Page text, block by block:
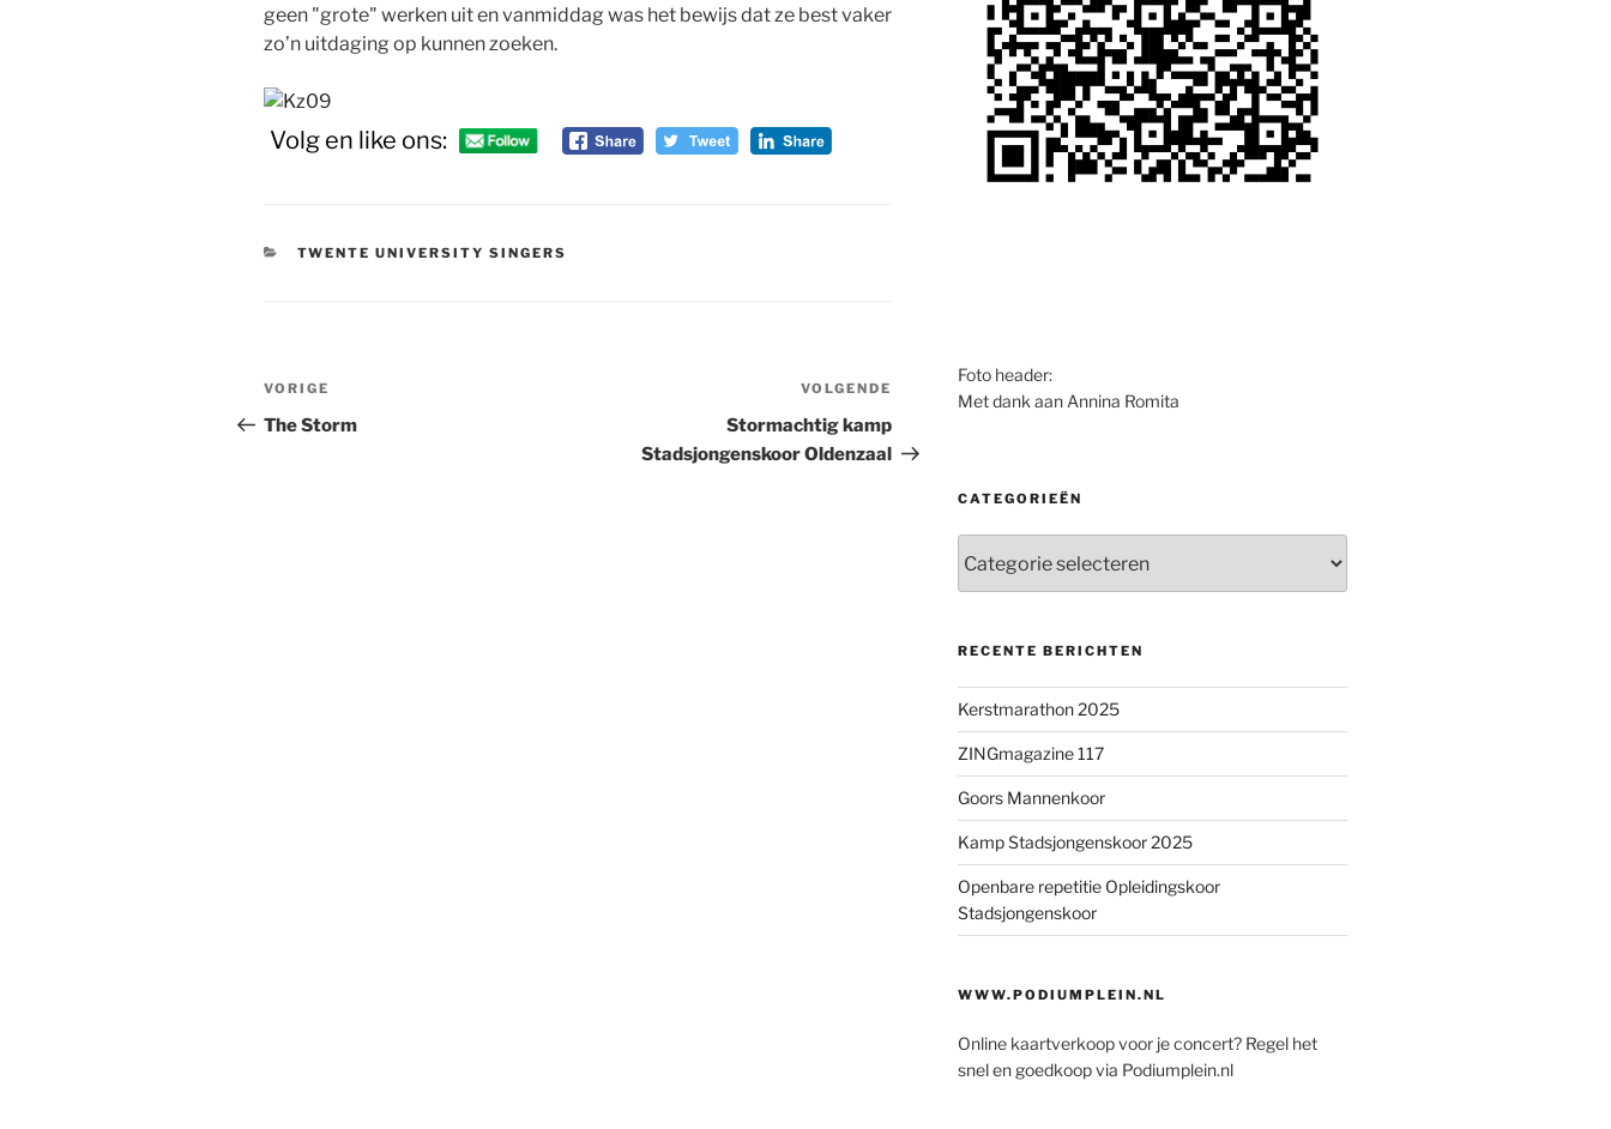
geen "grote" werken uit en vanmiddag was het bewijs dat ze best vaker
zo’n uitdaging op kunnen zoeken.
Volg en like ons:
CATEGORIEËN
TWENTE UNIVERSITY SINGERS
Bericht
navigatie
Vorig
bericht
VORIGE
The Storm
Volgend
bericht
VOLGENDE
Stormachtig kamp
Stadsjongenskoor Oldenzaal
Foto header:
Met dank aan Annina Romita
CATEGORIEËN
RECENTE BERICHTEN
Kerstmarathon 2025
ZINGmagazine 117
Goors Mannenkoor
Kamp Stadsjongenskoor 2025
Openbare repetitie Opleidingskoor
Stadsjongenskoor
WWW.PODIUMPLEIN.NL
Online kaartverkoop voor je concert? Regel het
snel en goedkoop via Podiumplein.nl